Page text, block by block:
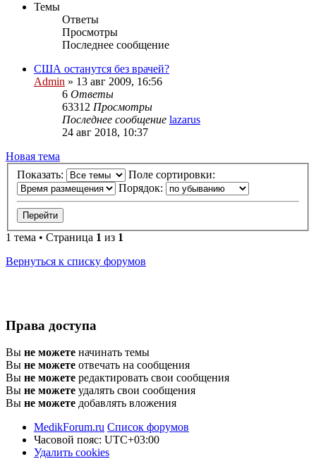
Темы
Ответы
Просмотры
Последнее сообщение
США останутся без врачей?
Admin » 13 авг 2009, 16:56
6 Ответы
63312 Просмотры
Последнее сообщение lazarus
24 авг 2018, 10:37
Новая тема
Показать:
Поле сортировки:
Порядок:
1 тема • Страница 1 из 1
Вернуться к списку форумов
Права доступа
Вы не можете начинать темы
Вы не можете отвечать на сообщения
Вы не можете редактировать свои сообщения
Вы не можете удалять свои сообщения
Вы не можете добавлять вложения
MedikForum.ru Список форумов
Часовой пояс: UTC+03:00
Удалить cookies